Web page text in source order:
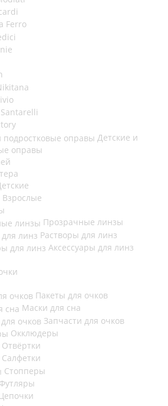
Ferro
Santarelli
Детские и
оправы
Взрослые
Прозрачные линзы
Растворы для линз
Аксессуары для линз
Пакеты для очков
Маски для сна
Запчасти для очков
Окклюдеры
Отвёртки
Салфетки
Стопперы
Футляры